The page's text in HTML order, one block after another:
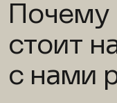
Почему
стоит
с нами